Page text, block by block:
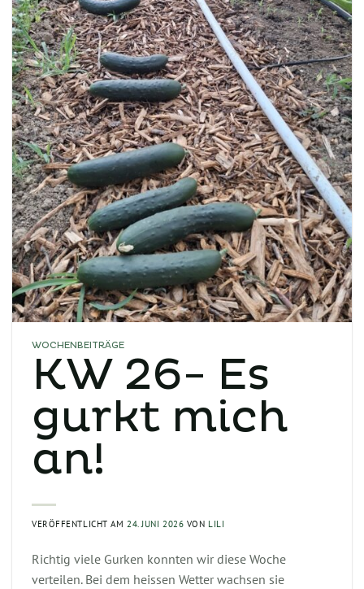
WOCHENBEITRÄGE
KW 26- Es
gurkt mich
an!
VERÖFFENTLICHT AM24. JUNI 2026 VON LILI
Richtig viele Gurken konnten wir diese Woche
verteilen. Bei dem heissen Wetter wachsen sie